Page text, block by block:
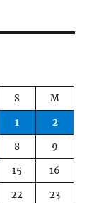
S
M
1
2
8
9
15
16
22
23